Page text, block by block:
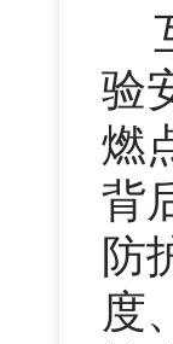
验
燃
背
防
度